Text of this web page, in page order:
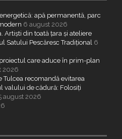
apă permanentă, parc
6 august 2026
Artiști din toată țara și ateliere
Satului Pescăresc Tradițional 6
care aduce în prim-plan
2026
Tulcea recomandă evitarea
valului de cădură: Folosiți
august 2026